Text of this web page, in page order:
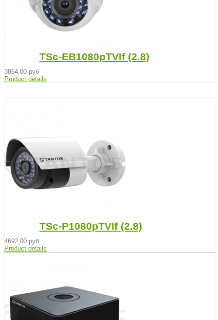
TSc-EB1080pTVIf (2.8)
3864,00 руб
Product details
TSc-P1080pTVIf (2.8)
4692,00 руб
Product details